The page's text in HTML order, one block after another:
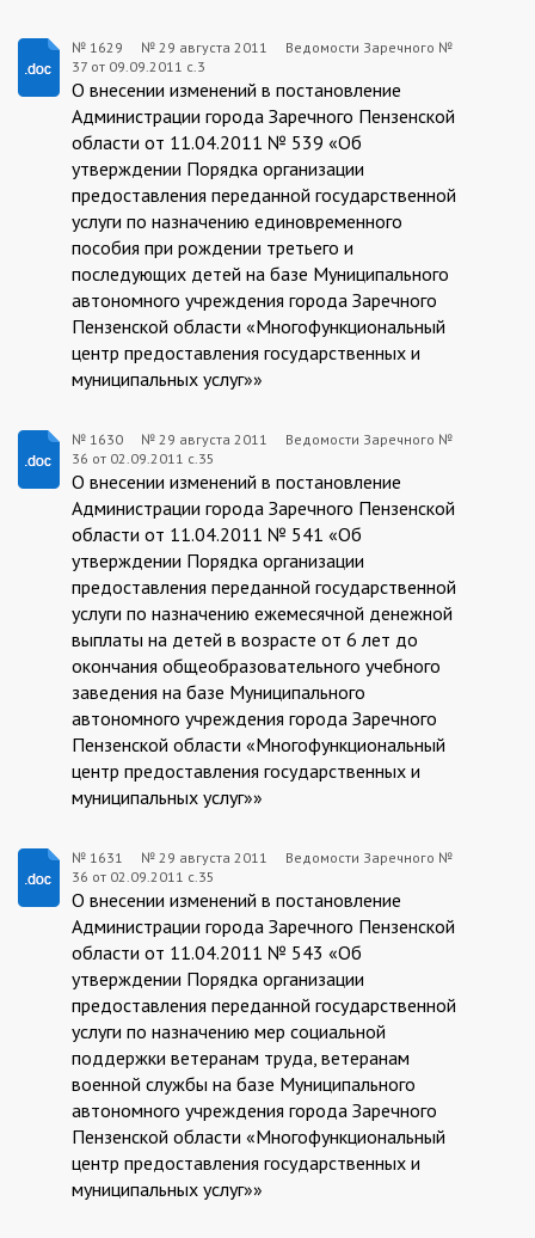
1629:2011-
№ 1629 № 29 августа 2011
Ведомости Заречного №
37 от 09.09.2011 с.3
О внесении изменений в постановление
Администрации города Заречного Пензенской
области от 11.04.2011 № 539 «Об
утверждении Порядка организации
предоставления переданной государственной
услуги по назначению единовременного
пособия при рождении третьего и
последующих детей на базе Муниципального
автономного учреждения города Заречного
Пензенской области «Многофункциональный
центр предоставления государственных и
муниципальных услуг»»
1630:2011-
№ 1630 № 29 августа 2011
Ведомости Заречного №
36 от 02.09.2011 с.35
О внесении изменений в постановление
Администрации города Заречного Пензенской
области от 11.04.2011 № 541 «Об
утверждении Порядка организации
предоставления переданной государственной
услуги по назначению ежемесячной денежной
выплаты на детей в возрасте от 6 лет до
окончания общеобразовательного учебного
заведения на базе Муниципального
автономного учреждения города Заречного
Пензенской области «Многофункциональный
центр предоставления государственных и
муниципальных услуг»»
1631:2011-
№ 1631 № 29 августа 2011
Ведомости Заречного №
36 от 02.09.2011 с.35
О внесении изменений в постановление
Администрации города Заречного Пензенской
области от 11.04.2011 № 543 «Об
утверждении Порядка организации
предоставления переданной государственной
услуги по назначению мер социальной
поддержки ветеранам труда, ветеранам
военной службы на базе Муниципального
автономного учреждения города Заречного
Пензенской области «Многофункциональный
центр предоставления государственных и
муниципальных услуг»»